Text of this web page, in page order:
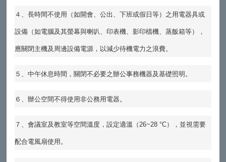
４、長時間不使用（如開會、公出、下班或假日等）之用電器具或
設備（如電腦及其螢幕與喇叭、印表機、影印檔機、蒸飯箱等），
應關閉主機及周邊設備電源，以減少待機電力之浪費。
５、中午休息時間，關閉不必要之辦公事務機器及基礎照明。
６、辦公空間不得使用非公務用電器。
７、會議室及教室等空間溫度，設定適溫（ 26~28 °C），並視需要
配合電風扇使用。